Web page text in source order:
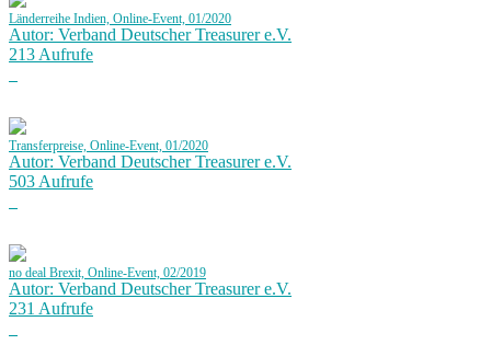
Länderreihe Indien, Online-Event, 01/2020
Autor: Verband Deutscher Treasurer e.V.
213 Aufrufe
Transferpreise, Online-Event, 01/2020
Autor: Verband Deutscher Treasurer e.V.
503 Aufrufe
no deal Brexit, Online-Event, 02/2019
Autor: Verband Deutscher Treasurer e.V.
231 Aufrufe